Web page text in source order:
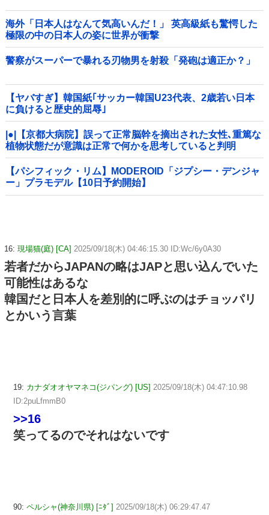
海外「日本人はなんて気高いんだ！」 英高級紙も驚愕した
極限の中の日本人の姿に世界が衝撃
警察がスーパーで暴れる刃物男を射殺「発砲は適正か？」
【ヤバすぎ】韓国紙｢サッカー韓国U23代表、2歳若い日本
に負けると歴史的屈辱｣
|●|【京都大病院】誤って正常脳幹を摘出された女性､重篤な
植物状態だが意識は正常で何かを思考していると判明
【パシフィック・リム】MODEROID「ジプシー・デンジャ
ー」プラモデル【10日予約開始】
16: 現場猫(庭) [CA] 2025/09/18(木) 04:46:15.30 ID:Wc/6y0A30
若者だからJAPANの略はJAPと思い込んでいた
可能性はあるな
韓国だと日本人を差別的に呼ぶのはチョッパリ
とかいう言葉
19: カナダオオヤマネコ(ジパング) [US] 2025/09/18(木) 04:47:10.98
ID:2puLfmmB0
>>16
笑ってるのでそれはないです
90: ペルシャ(神奈川県) [ﾆﾀﾞ] 2025/09/18(木) 06:29:47.47